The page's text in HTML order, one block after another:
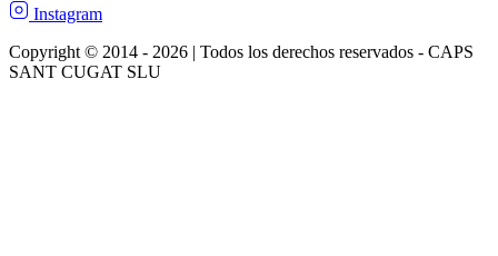
Instagram
Copyright © 2014 - 2026 | Todos los derechos reservados - CAPS
SANT CUGAT SLU